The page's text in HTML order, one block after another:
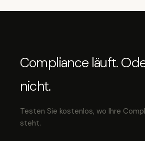
Compliance läuft.
nicht.
Testen Sie kostenlos, wo Ihre
steht.